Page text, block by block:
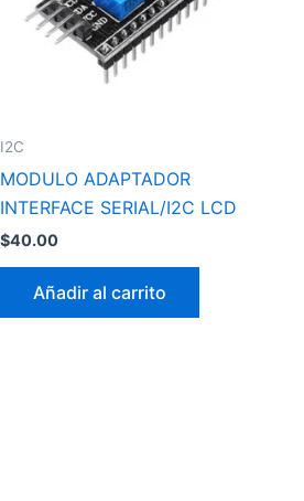
I2C
MODULO ADAPTADOR
INTERFACE SERIAL/I2C LCD
$40.00
Añadir al carrito